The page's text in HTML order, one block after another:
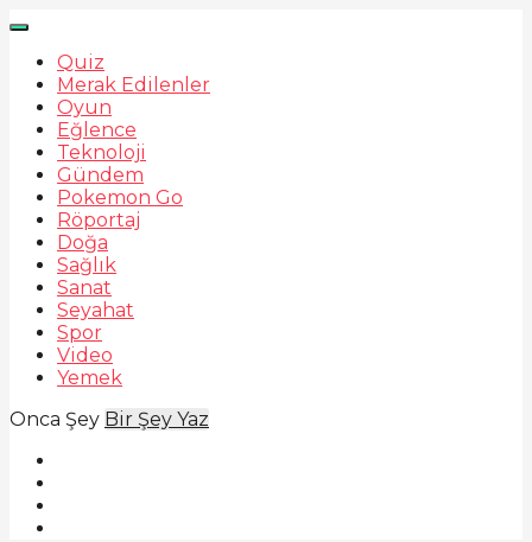
Quiz
Merak Edilenler
Oyun
Eğlence
Teknoloji
Gündem
Pokemon Go
Röportaj
Doğa
Sağlık
Sanat
Seyahat
Spor
Video
Yemek
Onca Şey Bir Şey Yaz